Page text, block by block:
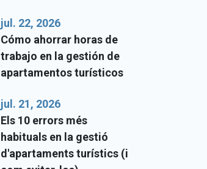
jul. 22, 2026
Cómo ahorrar horas de
trabajo en la gestión de
apartamentos turísticos
jul. 21, 2026
Els 10 errors més
habituals en la gestió
d'apartaments turístics (i